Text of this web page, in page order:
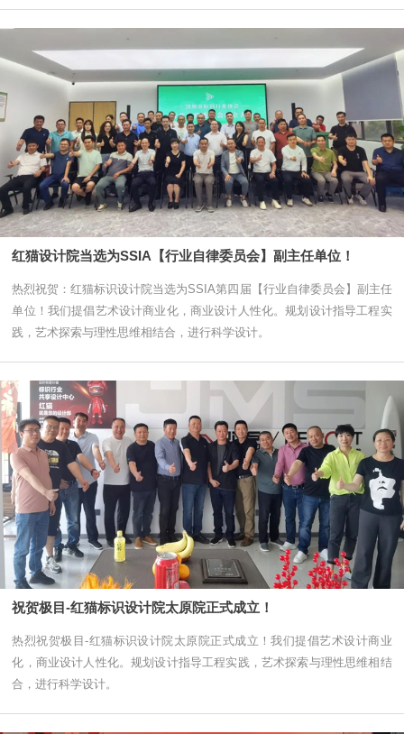
红猫设计院当选为SSIA【行业自律委员会】副主任单位！
热烈祝贺：红猫标识设计院当选为SSIA第四届【行业自律委员会】副主任
单位！我们提倡艺术设计商业化，商业设计人性化。规划设计指导工程实
践，艺术探索与理性思维相结合，进行科学设计。
祝贺极目-红猫标识设计院太原院正式成立！
热烈祝贺极目-红猫标识设计院太原院正式成立！我们提倡艺术设计商业
化，商业设计人性化。规划设计指导工程实践，艺术探索与理性思维相结
合，进行科学设计。